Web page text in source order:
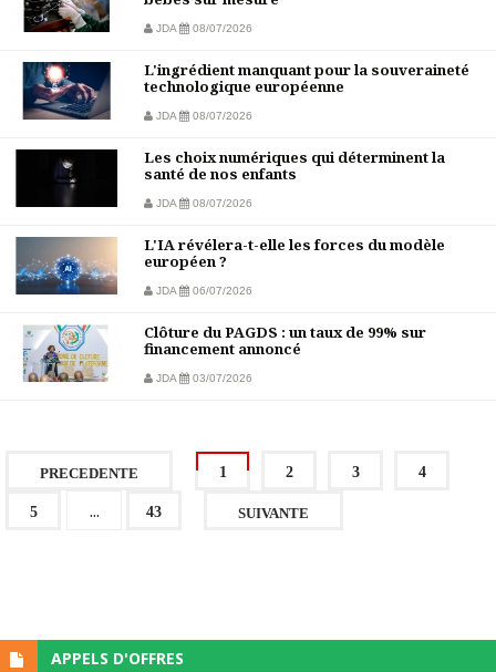
JDA 08/07/2026
L'ingrédient manquant pour la souveraineté
technologique européenne
JDA 08/07/2026
Les choix numériques qui déterminent la
santé de nos enfants
JDA 08/07/2026
L'IA révélera-t-elle les forces du modèle
européen ?
JDA 06/07/2026
Clôture du PAGDS : un taux de 99% sur
financement annoncé
JDA 03/07/2026
PRECEDENTE 1 2 3 4
5 ... 43 SUIVANTE
APPELS D'OFFRES